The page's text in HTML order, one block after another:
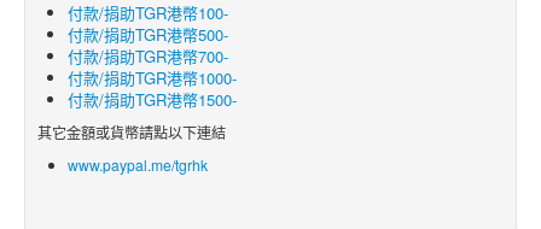
付款/捐助TGR港幣100-
付款/捐助TGR港幣500-
付款/捐助TGR港幣700-
付款/捐助TGR港幣1000-
付款/捐助TGR港幣1500-
其它金額或貨幣請點以下連結
www.paypal.me/tgrhk